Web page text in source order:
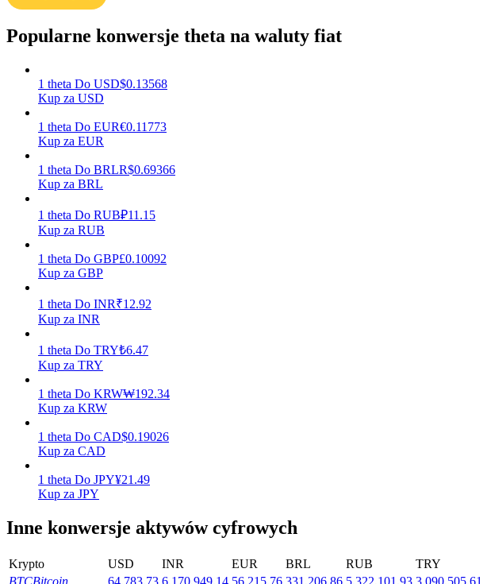
Strategie handlowe
Dowiedz się, jak zachować rentowność
Zarabiać
Codziennie zdobywaj konkurencyjne nagrody
Popularne konwersje theta na waluty fiat
1 theta Do USD$0.13568
Kup za USD
1 theta Do EUR€0.11773
Kup za EUR
1 theta Do BRLR$0.69366
Kup za BRL
1 theta Do RUB₽11.15
Kup za RUB
1 theta Do GBP£0.10092
Kup za GBP
1 theta Do INR₹12.92
Kup za INR
1 theta Do TRY₺6.47
Kup za TRY
1 theta Do KRW₩192.34
Kup za KRW
1 theta Do CAD$0.19026
Kup za CAD
1 theta Do JPY¥21.49
Kup za JPY
Inne konwersje aktywów cyfrowych
Krypto USD INR EUR BRL RUB
TRY
BTCBitcoin 64,783.73 6,170,949.14 56,215.76 331,206.86 5,322,101.93 3,090,505.61